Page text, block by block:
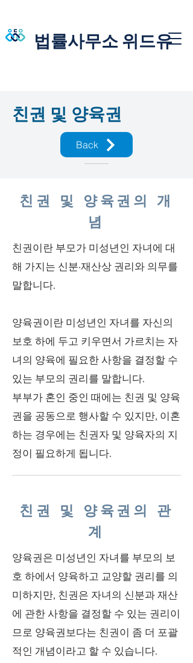
법률사무소 위드유
친권 및 양육권
Back
친권 및 양육권의 개
념
친권이란 부모가 미성년인 자녀에 대
해 가지는 신분·재산상 권리와 의무를
말합니다.
양육권이란 미성년인 자녀를 자신의
보호 하에 두고 키우면서 가르치는 자
녀의 양육에 필요한 사항을 결정할 수
있는 부모의 권리를 말합니다.
부부가 혼인 중인 때에는 친권 및 양육
권을 공동으로 행사할 수 있지만, 이혼
하는 경우에는 친권자 및 양육자의 지
정이 필요하게 됩니다.
친권 및 양육권의 관
계
양육권은 미성년인 자녀를 부모의 보
호 하에서 양육하고 교양할 권리를 의
미하지만, 친권은 자녀의 신분과 재산
에 관한 사항을 결정할 수 있는 권리이
므로 양육권보다는 친권이 좀 더 포괄
적인 개념이라고 할 수 있습니다.